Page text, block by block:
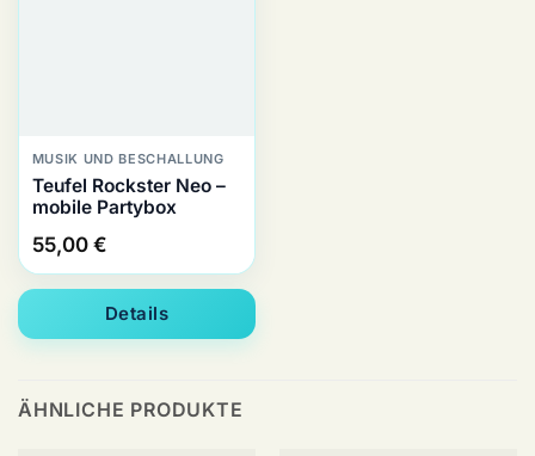
MUSIK UND BESCHALLUNG
Teufel Rockster Neo –
mobile Partybox
55,00 €
Details
ÄHNLICHE PRODUKTE